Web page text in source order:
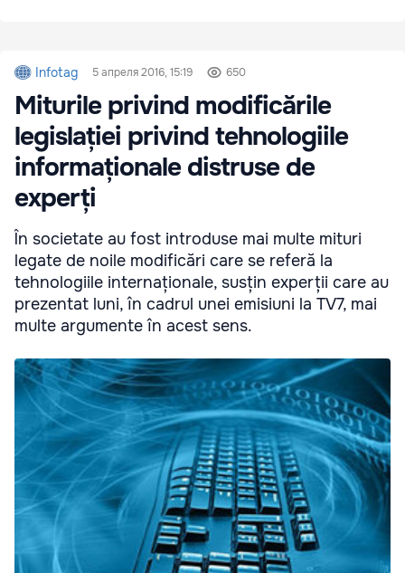
Infotag 5 апреля 2016, 15:19 650
Miturile privind modificările
legislației privind tehnologiile
informaționale distruse de
experți
În societate au fost introduse mai multe mituri
legate de noile modificări care se referă la
tehnologiile internaționale, susțin experții care au
prezentat luni, în cadrul unei emisiuni la TV7, mai
multe argumente în acest sens.